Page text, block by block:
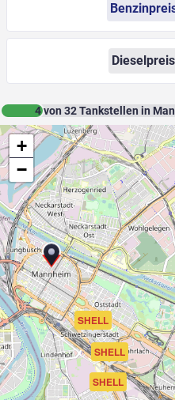
4von 32Tankstellen in
SHELL
SHELL
SHELL
+
−